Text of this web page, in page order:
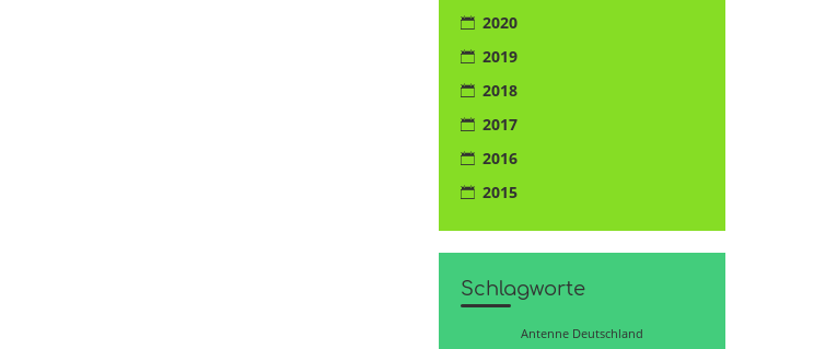
2020
2019
2018
2017
2016
2015
Schlagworte
Antenne Deutschland